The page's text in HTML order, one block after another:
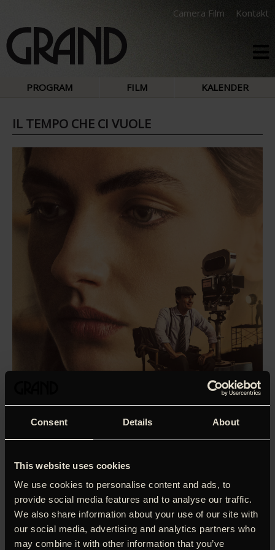
Consent Details About
This website uses cookies
We use cookies to personalise content and ads, to
provide social media features and to analyse our traffic.
We also share information about your use of our site with
our social media, advertising and analytics partners who
may combine it with other information that you’ve
Camera Film Kontakt
PROGRAM FILM KALENDER
IL TEMPO CHE CI VUOLE
Francesca Comencini tager afsæt i sit forhold til sin far,
filmskaberen Luigi Comencini, i denne dybt personlige film.